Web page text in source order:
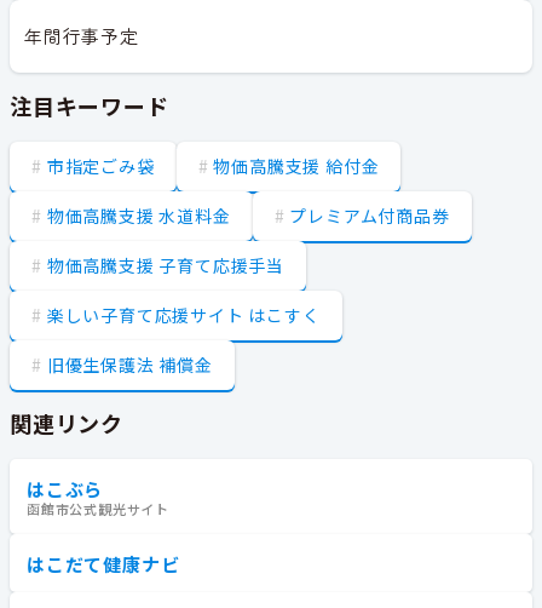
年間行事予定
注目キーワード
市指定ごみ袋 物価高騰支援 給付金
物価高騰支援 水道料金 プレミアム付商品券
物価高騰支援 子育て応援手当
楽しい子育て応援サイト はこすく
旧優生保護法 補償金
関連リンク
はこぶら
函館市公式観光サイト
はこだて健康ナビ